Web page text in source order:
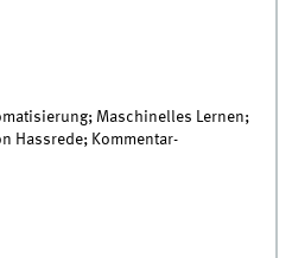
Maschinelles Lernen;
Hassrede; Kommentar-